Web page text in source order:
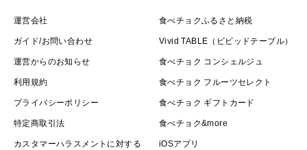
運営会社
ガイド/お問い合わせ
運営からのお知らせ
利用規約
プライバシーポリシー
特定商取引法
カスタマーハラスメントに対する
食べチョクふるさと納税
Vivid TABLE（ビビッドテーブル）
食べチョク コンシェルジュ
食べチョク フルーツセレクト
食べチョク ギフトカード
食べチョク&more
iOSアプリ